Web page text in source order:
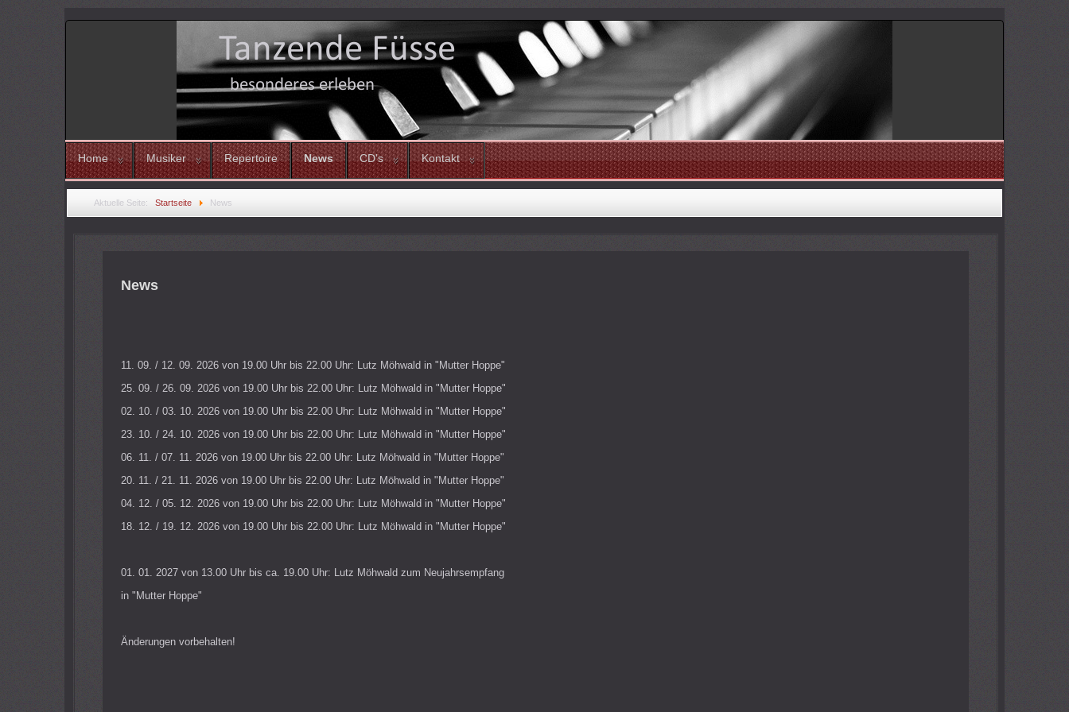
Home Musiker Repertoire News CD's Kontakt
Aktuelle Seite:Startseite News
News
11. 09. / 12. 09. 2026 von 19.00 Uhr bis 22.00 Uhr: Lutz Möhwald in "Mutter Hoppe"
25. 09. / 26. 09. 2026 von 19.00 Uhr bis 22.00 Uhr: Lutz Möhwald in "Mutter Hoppe"
02. 10. / 03. 10. 2026 von 19.00 Uhr bis 22.00 Uhr: Lutz Möhwald in "Mutter Hoppe"
23. 10. / 24. 10. 2026 von 19.00 Uhr bis 22.00 Uhr: Lutz Möhwald in "Mutter Hoppe"
06. 11. / 07. 11. 2026 von 19.00 Uhr bis 22.00 Uhr: Lutz Möhwald in "Mutter Hoppe"
20. 11. / 21. 11. 2026 von 19.00 Uhr bis 22.00 Uhr: Lutz Möhwald in "Mutter Hoppe"
04. 12. / 05. 12. 2026 von 19.00 Uhr bis 22.00 Uhr: Lutz Möhwald in "Mutter Hoppe"
18. 12. / 19. 12. 2026 von 19.00 Uhr bis 22.00 Uhr: Lutz Möhwald in "Mutter Hoppe"
01. 01. 2027 von 13.00 Uhr bis ca. 19.00 Uhr: Lutz Möhwald zum Neujahrsempfang
in "Mutter Hoppe"
Änderungen vorbehalten!